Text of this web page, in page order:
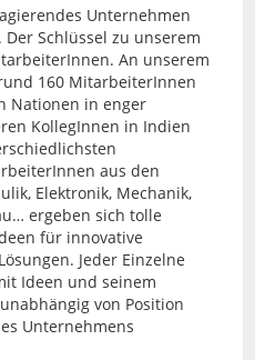
Unternehmen
Schlüssel zu unserem
An unserem
160 MitarbeiterInnen
Nationen in enger
KollegInnen in Indien
aus den
Elektronik, Mechanik,
ergeben sich tolle
für innovative
Jeder Einzelne
Ideen und seinem
von Position
Unternehmens